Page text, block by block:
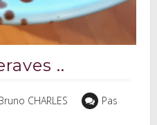
..
CHARLES
Pas